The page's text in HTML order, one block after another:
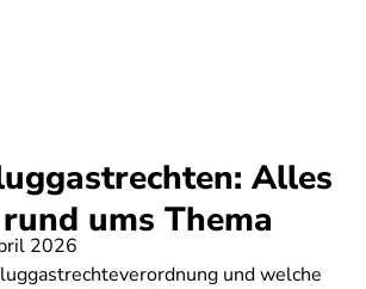
Alles
ums Thema
2026
und welche